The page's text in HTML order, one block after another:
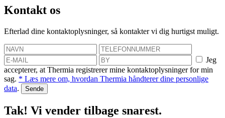
Kontakt os
Efterlad dine kontaktoplysninger, så kontakter vi dig hurtigst muligt.
Jeg
accepterer, at Thermia registrerer mine kontaktoplysninger for min
sag. * Læs mere om, hvordan Thermia håndterer dine personlige
data.
Tak! Vi vender tilbage snarest.